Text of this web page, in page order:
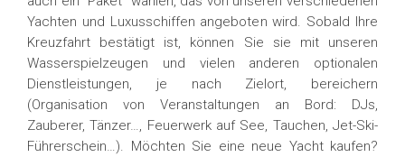
Yachten und Luxusschiffen angeboten wird. Sobald Ihre
Kreuzfahrt bestätigt ist, können Sie sie mit unseren
Wasserspielzeugen und vielen anderen optionalen
Dienstleistungen, je nach Zielort, bereichern
(Organisation von Veranstaltungen an Bord: DJs,
Zauberer, Tänzer…, Feuerwerk auf See, Tauchen, Jet-Ski-
Führerschein…). Möchten Sie eine neue Yacht kaufen?